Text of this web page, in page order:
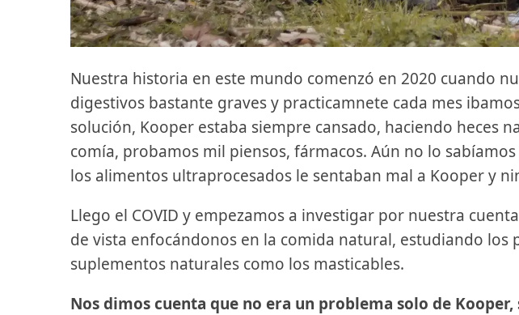
Nuestra historia en este mundo comenzó en 2020 cuando
digestivos bastante graves y practicamnete cada mes
solución, Kooper estaba siempre cansado, haciendo heces
comía, probamos mil piensos, fármacos. Aún no lo
los alimentos ultraprocesados le sentaban mal a Kooper y
Llego el COVID y empezamos a investigar por nuestra
de vista enfocándonos en la comida natural, estudiando
suplementos naturales como los masticables.
Nos dimos cuenta que no era un problema solo de